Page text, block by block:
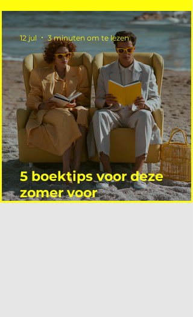
5 boektips voor deze
zomer voor
12 jul 3 minuten om te lezen